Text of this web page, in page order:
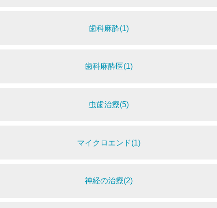
歯科麻酔(1)
歯科麻酔医(1)
虫歯治療(5)
マイクロエンド(1)
神経の治療(2)